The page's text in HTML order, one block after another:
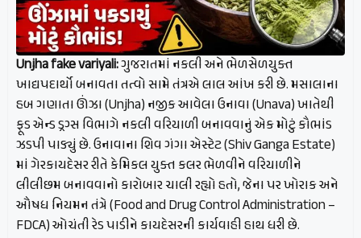
Unjha fake variyali:ગુજરાતમાં નકલી અને ભેળસેળયુક્ત
ખાદ્યપદાર્થો બનાવતા તત્વો સામે તંત્રએ લાલ આંખ કરી છે. મસાલાના
હબ ગણાતા ઊંઝા (Unjha) નજીક આવેલા ઉનાવા (Unava) ખાતેથી
ફૂડ એન્ડ ડ્રગ્સ વિભાગે નકલી વરિયાળી બનાવવાનું એક મોટું કૌભાંડ
ઝડપી પાડ્યું છે. ઉનાવાના શિવ ગંગા એસ્ટેટ (Shiv Ganga Estate)
માં ગેરકાયદેસર રીતે કેમિકલ યુક્ત કલર ભેળવીને વરિયાળીને
લીલીછમ બનાવવાનો કારોબાર ચાલી રહ્યો હતો, જેના પર ખોરાક અને
ઔષધ નિયમન તંત્રે (Food and Drug Control Administration –
FDCA) ઓચંતી રેડ પાડીને કાયદેસરની કાર્યવાહી હાથ ધરી છે.